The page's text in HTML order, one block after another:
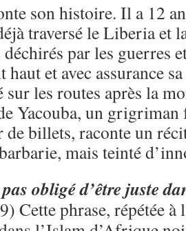
son histoire. Il a 12
traversé le Liberia et
déchirés par les guerres
haut et avec assurance
les routes après la
Yacouba, un grigriman
billets, raconte un
mais teinté
obligé d’être juste
Cette phrase, répétée à